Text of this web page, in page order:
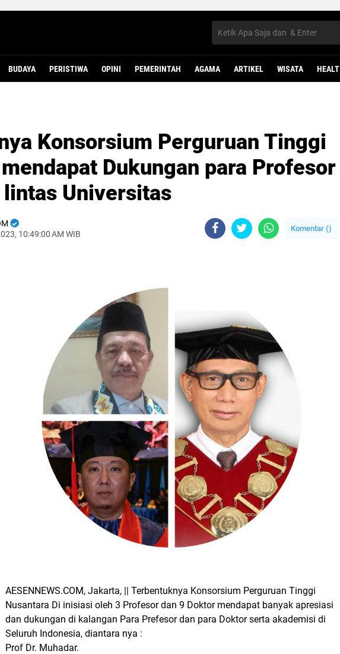
BUDAYA PERISTIWA OPINI PEMERINTAH AGAMA ARTIKEL WISATA HEALT
Konsorsium Perguruan Tinggi
Dukungan para Profesor
lintas Universitas
10:49:00 AM WIB
Komentar ()
AESENNEWS.COM, Jakarta, || Terbentuknya Konsorsium Perguruan Tinggi
Nusantara Di inisiasi oleh 3 Profesor dan 9 Doktor mendapat banyak apresiasi
dan dukungan di kalangan Para Prefesor dan para Doktor serta akademisi di
Seluruh Indonesia, diantara nya :
Prof Dr. Muhadar.